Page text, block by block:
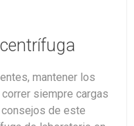
mantener los
siempre cargas
de este